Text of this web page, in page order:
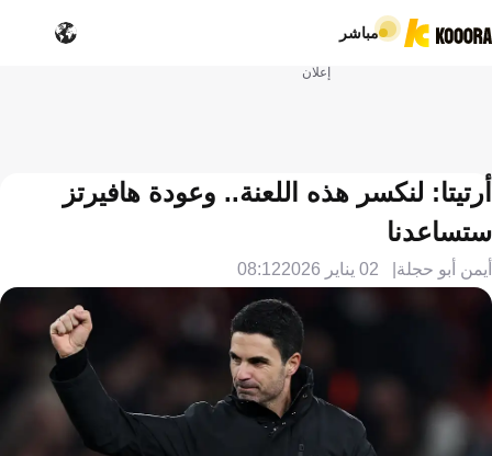
مباشر
إعلان
أرتيتا: لنكسر هذه اللعنة.. وعودة هافيرتز
ستساعدنا
أيمن أبو حجلة 02 يناير 2026 08:12